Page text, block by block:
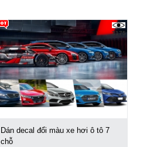
3175
Dán decal đổi màu xe hơi ô tô 7
chỗ